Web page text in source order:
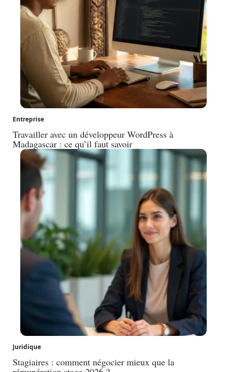
Entreprise
Travailler avec un développeur WordPress à
Madagascar : ce qu’il faut savoir
Juridique
Stagiaires : comment négocier mieux que la